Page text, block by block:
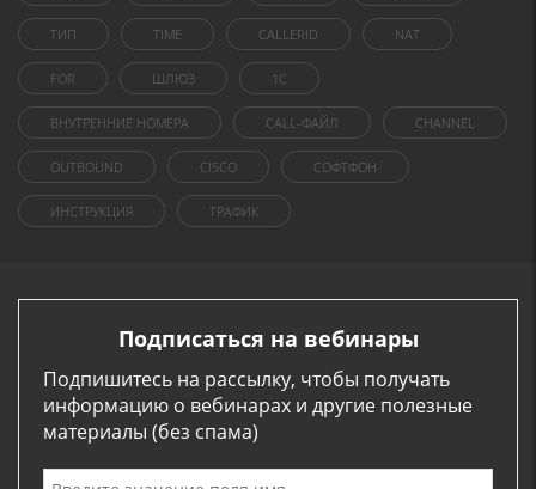
ТИП TIME CALLERID NAT
FOR ШЛЮЗ 1C
ВНУТРЕННИЕ НОМЕРА CALL-ФАЙЛ CHANNEL
OUTBOUND CISCO СОФТФОН
ИНСТРУКЦИЯ ТРАФИК
Подписаться на вебинары
Подпишитесь на рассылку, чтобы получать
информацию о вебинарах и другие полезные
материалы (без спама)